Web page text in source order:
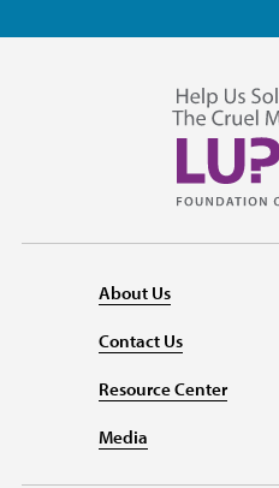
About Us
Contact Us
Resource Center
Media